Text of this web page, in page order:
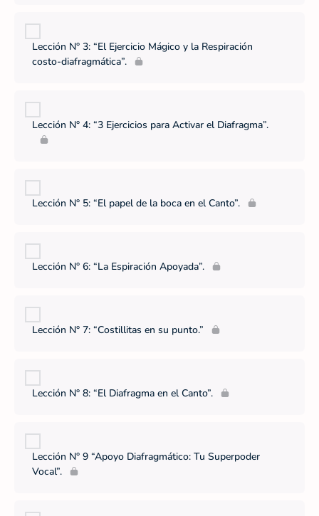
Lección N° 3: “El Ejercicio Mágico y la Respiración
costo-diafragmática”.
Lección N° 4: “3 Ejercicios para Activar el Diafragma”.
Lección N° 5: “El papel de la boca en el Canto”.
Lección N° 6: “La Espiración Apoyada”.
Lección N° 7: “Costillitas en su punto.”
Lección N° 8: “El Diafragma en el Canto”.
Lección N° 9 “Apoyo Diafragmático: Tu Superpoder
Vocal”.